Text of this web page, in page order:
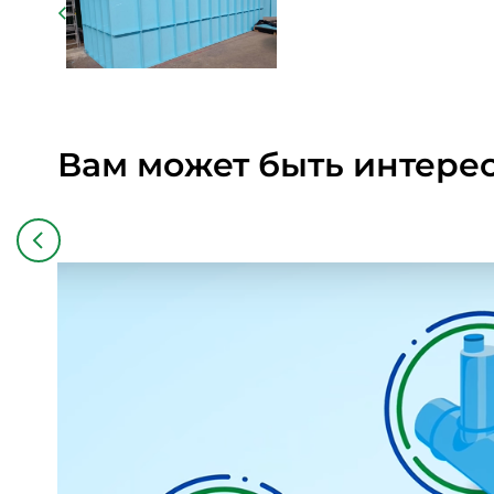
Вам может быть